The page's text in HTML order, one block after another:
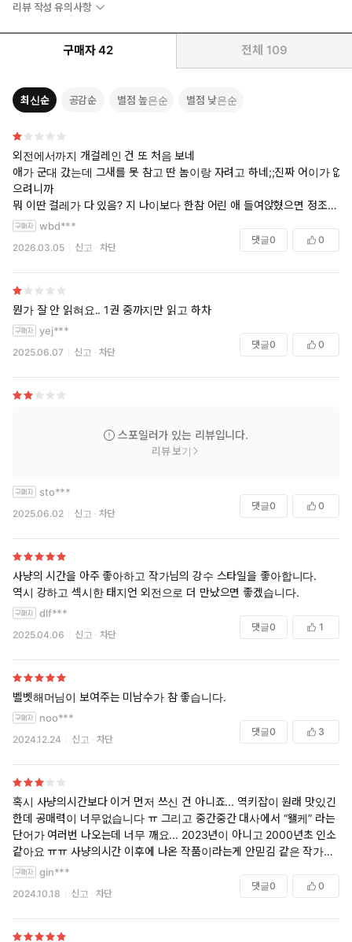
리뷰 작성 유의사항
구매자 42 전체 109
최신순 공감순 별점 높은순 별점 낮은순
외전에서까지 개걸레인 건 또 처음 보네
애가 군대 갔는데 그새를 못 참고 딴 놈이랑 자려고 하네;;진짜 어이가 없
으려니까
뭐 이딴 걸레가 다 있음? 지 나이보다 한참 어린 애 들여앉혔으면 정조라
도 지키든가;;
그러면서 공이 클럽에서 일하니까 화냄(수 생일이라 반지 사려고) 내로남
불 ㅈㄴ 쩔어 본편에서도 문란한 건 공 좋아하기 전이니까 그럴 수 있다고
생각하는데 외전까지 이러는 건 좀 많이 선 넘은 거 아님? 지도 딴 놈이랑
붙어먹으려고 했으면서 외전에서 공이 클럽에서 일하는 건 왜 화냄? 애가
접대를 하는 것도 아니고 걍 웨이터인데?
수 행보에 개빡쳐서 제정신 유지하기 힘듦
외전까지 공만 ㅈㄴ 애걸복걸 공이 너무 불쌍해서 눈물이 앞을 가림 소설
wbd***
2026.03.05 신고 차단
댓글0 0
뭔가 잘 안 읽혀요.. 1권 중까지만 읽고 하차
yej***
2025.06.07 신고 차단
댓글0 0
스포일러가 있는 리뷰입니다.
리뷰 보기
sto***
2025.06.02 신고 차단
댓글0 0
사냥의 시간을 아주 좋아하고 작가님의 강수 스타일을 좋아합니다.
역시 강하고 섹시한 태지언 외전으로 더 만났으면 좋겠습니다.
dlf***
2025.04.06 신고 차단
댓글0 1
벨벳해머님이 보여주는 미남수가 참 좋습니다.
noo***
2024.12.24 신고 차단
댓글0 3
혹시 사냥의시간보다 이거 먼저 쓰신 건 아니죠... 역키잡이 원래 맛있긴
한데 공매력이 너무없습니다 ㅠ 그리고 중간중간 대사에서 “왤케” 라는
단어가 여러번 나오는데 너무 깨요... 2023년이 아니고 2000년초 인소
같아요 ㅠㅠ 사냥의시간 이후에 나온 작품이라는게 안믿김 같은 작가님
맞죠...? 그리고 이건 작가님잘못 절대 아닌 거 알지만 표지가 개에바같아
요 집중해서 읽으려다가도 자꾸 표지 일러 생각나서 집중이 안됨
gin***
2024.10.18 신고 차단
댓글0 0